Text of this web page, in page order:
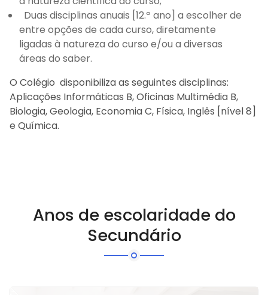
Duas disciplinas anuais [12.º ano] a escolher de
entre opções de cada curso, diretamente
ligadas à natureza do curso e/ou a diversas
áreas do saber.
O Colégio disponibiliza as seguintes disciplinas:
Aplicações Informáticas B, Oficinas Multimédia B,
Biologia, Geologia, Economia C, Física, Inglês [nível 8]
e Química.
Anos de escolaridade do
Secundário